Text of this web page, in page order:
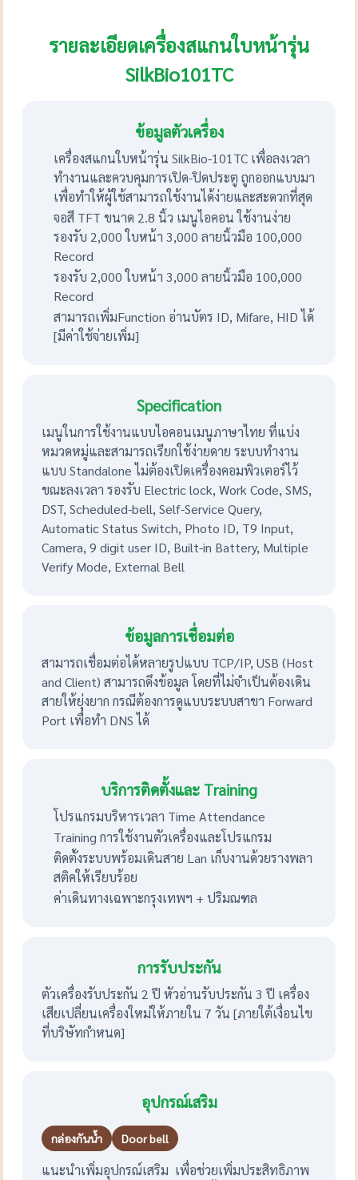
รายละเอียดเครื่องสแกนใบหน้ารุ่น
SilkBio101TC
ข้อมูลตัวเครื่อง
เครื่องสแกนใบหน้ารุ่น SilkBio-101TC เพื่อลงเวลา
ทำงานและควบคุมการเปิด-ปิดประตู ถูกออกแบบมา
เพื่อทำให้ผู้ใช้สามารถใช้งานได้ง่ายและสะดวกที่สุด
จอสี TFT ขนาด 2.8 นิ้ว เมนูไอคอน ใช้งานง่าย
รองรับ 2,000 ใบหน้า 3,000 ลายนิ้วมือ 100,000
Record
รองรับ 2,000 ใบหน้า 3,000 ลายนิ้วมือ 100,000
Record
สามารถเพิ่มFunction อ่านบัตร ID, Mifare, HID ได้
[มีค่าใช้จ่ายเพิ่ม]
Specification
เมนูในการใช้งานแบบไอคอนเมนูภาษาไทย ที่แบ่ง
หมวดหมู่และสามารถเรียกใช้ง่ายดาย ระบบทำงาน
แบบ Standalone ไม่ต้องเปิดเครื่องคอมพิวเตอร์ไว้
ขณะลงเวลา รองรับ Electric lock, Work Code, SMS,
DST, Scheduled-bell, Self-Service Query,
Automatic Status Switch, Photo ID, T9 Input,
Camera, 9 digit user ID, Built-in Battery, Multiple
Verify Mode, External Bell
ข้อมูลการเชื่อมต่อ
สามารถเชื่อมต่อได้หลายรูปแบบ TCP/IP, USB (Host
and Client) สามารถดึงข้อมูล โดยที่ไม่จำเป็นต้องเดิน
สายให้ยุ่งยาก กรณีต้องการดูแบบระบบสาขา Forward
Port เพื่อทำ DNS ได้
บริการติดตั้งและ Training
โปรแกรมบริหารเวลา Time Attendance
Training การใช้งานตัวเครื่องและโปรแกรม
ติดตั้งระบบพร้อมเดินสาย Lan เก็บงานด้วยรางพลา
สติคให้เรียบร้อย
ค่าเดินทางเฉพาะกรุงเทพฯ + ปริมณฑล
การรับประกัน
ตัวเครื่องรับประกัน 2 ปี หัวอ่านรับประกัน 3 ปี เครื่อง
เสียเปลี่ยนเครื่องใหม่ให้ภายใน 7 วัน [ภายใต้เงื่อนไข
ที่บริษัทกำหนด]
อุปกรณ์เสริม
กล่องกันน้ำ Door bell
แนะนำเพิ่มอุปกรณ์เสริม เพื่อช่วยเพิ่มประสิทธิภาพ